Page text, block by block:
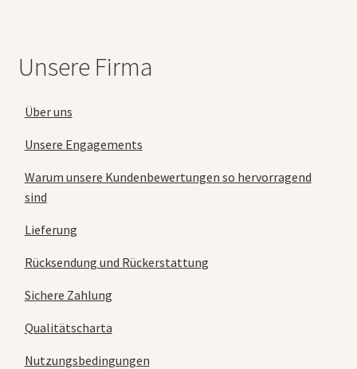
Unsere Firma
Über uns
Unsere Engagements
Warum unsere Kundenbewertungen so hervorragend
sind
Lieferung
Rücksendung und Rückerstattung
Sichere Zahlung
Qualitätscharta
Nutzungsbedingungen